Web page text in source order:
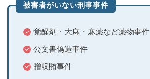
被害者がいない刑事事件
覚醒剤・大麻・麻薬など薬物事件
公文書偽造事件
贈収賄事件